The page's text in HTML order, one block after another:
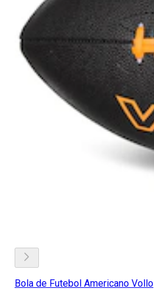
Bola de Futebol Americano Vollo